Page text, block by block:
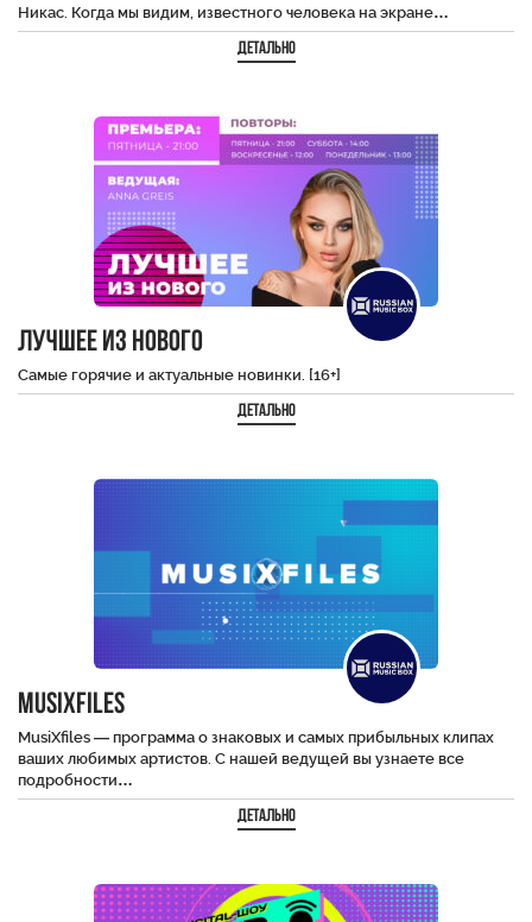
Никас. Когда мы видим, известного человека на экране…
Детально
Лучшее из нового
Самые горячие и актуальные новинки. [16+]
Детально
MusiXfiles
MusiXfiles — программа о знаковых и самых прибыльных клипах
ваших любимых артистов. С нашей ведущей вы узнаете все
подробности…
Детально